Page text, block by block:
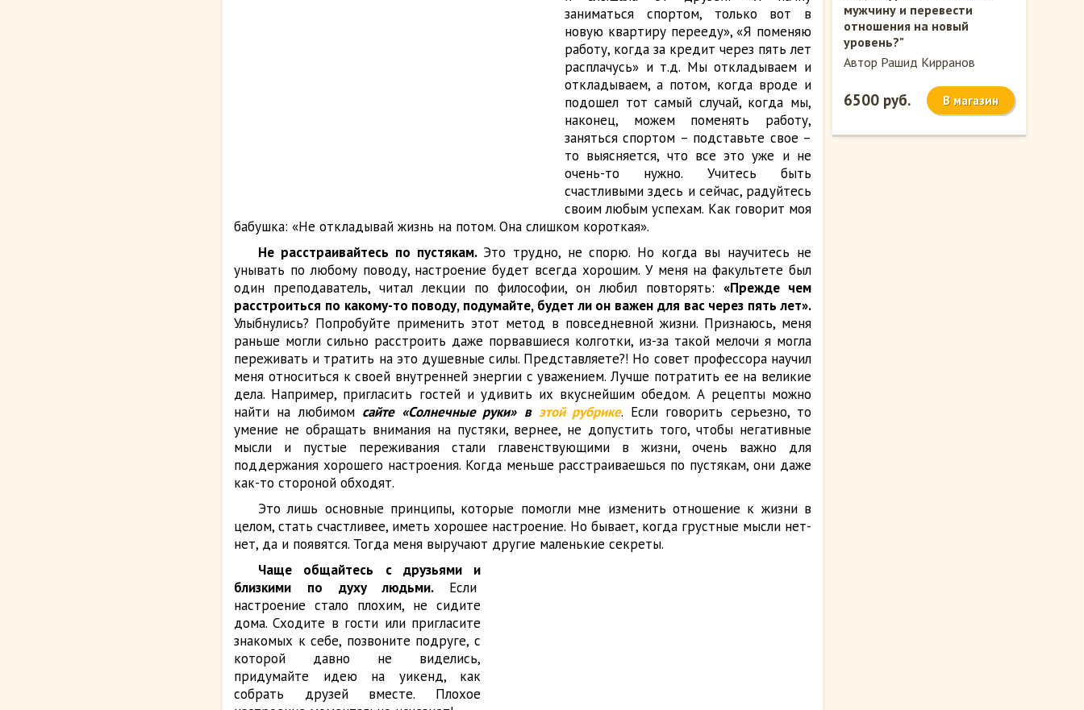
заниматься спортом, только вот в
новую квартиру перееду», «Я поменяю
работу, когда за кредит через пять лет
расплачусь» и т.д. Мы откладываем и
откладываем, а потом, когда вроде и
подошел тот самый случай, когда мы,
наконец, можем поменять работу,
заняться спортом – подставьте свое –
то выясняется, что все это уже и не
очень-то нужно. Учитесь быть
счастливыми здесь и сейчас, радуйтесь
своим любым успехам. Как говорит моя
бабушка: «Не откладывай жизнь на потом. Она слишком короткая».
Не расстраивайтесь по пустякам. Это трудно, не спорю. Но когда вы научитесь не
унывать по любому поводу, настроение будет всегда хорошим. У меня на факультете был
один преподаватель, читал лекции по философии, он любил повторять: «Прежде чем
расстроиться по какому-то поводу, подумайте, будет ли он важен для вас через пять лет».
Улыбнулись? Попробуйте применить этот метод в повседневной жизни. Признаюсь, меня
раньше могли сильно расстроить даже порвавшиеся колготки, из-за такой мелочи я могла
переживать и тратить на это душевные силы. Представляете?! Но совет профессора научил
меня относиться к своей внутренней энергии с уважением. Лучше потратить ее на великие
дела. Например, пригласить гостей и удивить их вкуснейшим обедом. А рецепты можно
найти на любимом сайте «Солнечные руки» в этой рубрике. Если говорить серьезно, то
умение не обращать внимания на пустяки, вернее, не допустить того, чтобы негативные
мысли и пустые переживания стали главенствующими в жизни, очень важно для
поддержания хорошего настроения. Когда меньше расстраиваешься по пустякам, они даже
как-то стороной обходят.
Это лишь основные принципы, которые помогли мне изменить отношение к жизни в
целом, стать счастливее, иметь хорошее настроение. Но бывает, когда грустные мысли нет-
нет, да и появятся. Тогда меня выручают другие маленькие секреты.
Чаще общайтесь с друзьями и
близкими по духу людьми. Если
настроение стало плохим, не сидите
дома. Сходите в гости или пригласите
знакомых к себе, позвоните подруге, с
которой давно не виделись,
придумайте идею на уикенд, как
собрать друзей вместе. Плохое
мужчину и перевести
отношения на новый
уровень?"
Автор Рашид Кирранов
6500 руб. В магазин